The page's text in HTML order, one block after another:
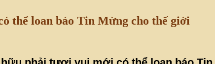
thể loan báo Tin Mừng cho thế giới